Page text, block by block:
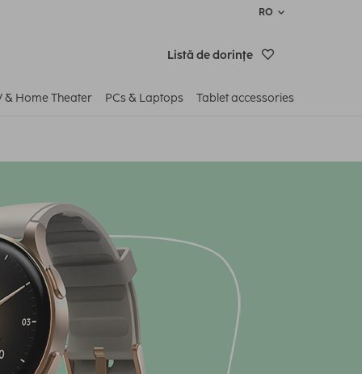
RO
Listă de dorinţe
& Home Theater PCs & Laptops Tablet accessories